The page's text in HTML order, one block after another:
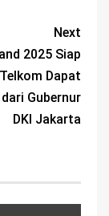
Next
2025 Siap
Dapat
Gubernur
DKI Jakarta